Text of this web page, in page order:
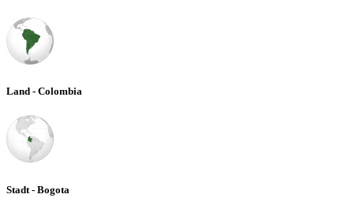
Land - Colombia
Stadt - Bogota